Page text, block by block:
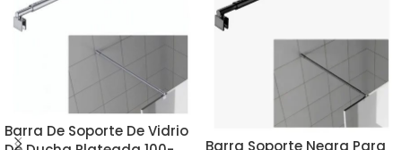
Barra De Soporte De Vidrio
Barra Soporte Negra Para